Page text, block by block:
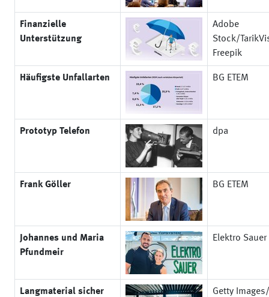
Finanzielle
Unterstützung
Adobe
Stock/
Freepik
Häufigste Unfallarten BG ETEM
Prototyp Telefon dpa
Frank Göller BG ETEM
Johannes und Maria
Pfundmeir
Elektro Sauer
Langmaterial sicher
Getty